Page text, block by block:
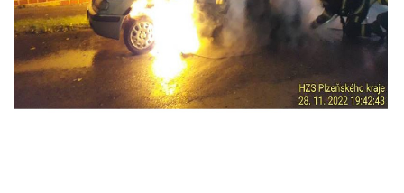
SVATÝ FLORIÁN
MODLITBA HASIČE